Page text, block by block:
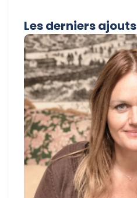
Les derniers ajouts